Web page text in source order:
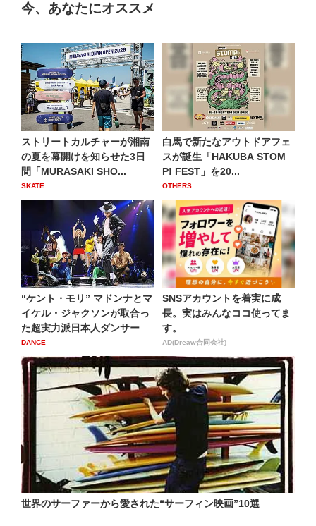
今、あなたにオススメ
ストリートカルチャーが湘南
の夏を幕開けを知らせた3日
間「MURASAKI SHO...
SKATE
白馬で新たなアウトドアフェ
スが誕生「HAKUBA STOM
P! FEST」を20...
OTHERS
“ケント・モリ” マドンナとマ
イケル・ジャクソンが取合っ
た超実力派日本人ダンサー
DANCE
SNSアカウントを着実に成
長。実はみんなココ使ってま
す。
AD(Dreaw合同会社)
世界のサーファーから愛された“サーフィン映画”10選